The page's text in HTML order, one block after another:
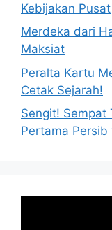
Kebijakan Pusat
Merdeka dari
Maksiat
Peralta Kartu
Cetak Sejarah!
Sengit! Sempat
Pertama Persib